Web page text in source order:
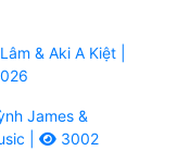
& Aki A Kiệt |
James &
| 3002